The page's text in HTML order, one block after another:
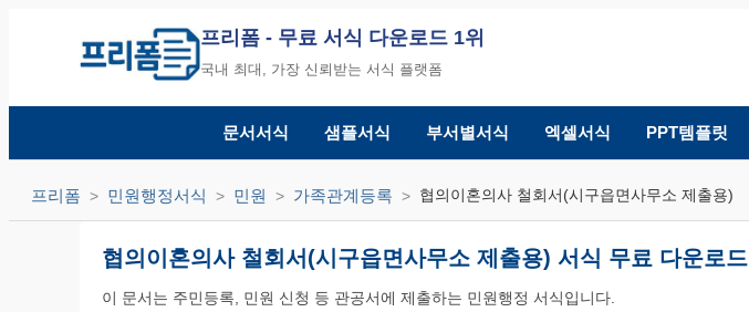
프리폼 - 무료 서식 다운로드 1위
국내 최대, 가장 신뢰받는 서식 플랫폼
문서서식 샘플서식 부서별서식 엑셀서식 PPT템플릿
프리폼 민원행정서식 민원 가족관계등록 협의이혼의사 철회서(시구읍면사무소 제출용)
협의이혼의사 철회서(시구읍면사무소 제출용) 서식 무료 다운로드
이 문서는 주민등록, 민원 신청 등 관공서에 제출하는 민원행정 서식입니다.